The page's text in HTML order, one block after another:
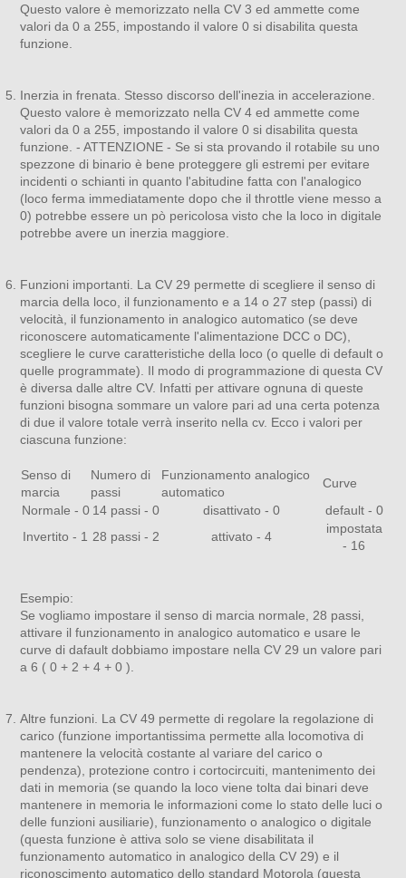
Questo valore è memorizzato nella CV 3 ed ammette come
valori da 0 a 255, impostando il valore 0 si disabilita questa
funzione.
Inerzia in frenata. Stesso discorso dell'inezia in accelerazione.
Questo valore è memorizzato nella CV 4 ed ammette come
valori da 0 a 255, impostando il valore 0 si disabilita questa
funzione. - ATTENZIONE - Se si sta provando il rotabile su uno
spezzone di binario è bene proteggere gli estremi per evitare
incidenti o schianti in quanto l'abitudine fatta con l'analogico
(loco ferma immediatamente dopo che il throttle viene messo a
0) potrebbe essere un pò pericolosa visto che la loco in digitale
potrebbe avere un inerzia maggiore.
Funzioni importanti. La CV 29 permette di scegliere il senso di
marcia della loco, il funzionamento e a 14 o 27 step (passi) di
velocità, il funzionamento in analogico automatico (se deve
riconoscere automaticamente l'alimentazione DCC o DC),
scegliere le curve caratteristiche della loco (o quelle di default o
quelle programmate). Il modo di programmazione di questa CV
è diversa dalle altre CV. Infatti per attivare ognuna di queste
funzioni bisogna sommare un valore pari ad una certa potenza
di due il valore totale verrà inserito nella cv. Ecco i valori per
ciascuna funzione:
Senso di
marcia
Numero di
passi
Funzionamento analogico
automatico
Curve
Normale - 0 14 passi - 0 disattivato - 0
default - 0
Invertito - 1 28 passi - 2 attivato - 4
impostata
- 16
Esempio:
Se vogliamo impostare il senso di marcia normale, 28 passi,
attivare il funzionamento in analogico automatico e usare le
curve di dafault dobbiamo impostare nella CV 29 un valore pari
a 6 ( 0 + 2 + 4 + 0 ).
Altre funzioni. La CV 49 permette di regolare la regolazione di
carico (funzione importantissima permette alla locomotiva di
mantenere la velocità costante al variare del carico o
pendenza), protezione contro i cortocircuiti, mantenimento dei
dati in memoria (se quando la loco viene tolta dai binari deve
mantenere in memoria le informazioni come lo stato delle luci o
delle funzioni ausiliarie), funzionamento o analogico o digitale
(questa funzione è attiva solo se viene disabilitata il
funzionamento automatico in analogico della CV 29) e il
riconoscimento automatico dello standard Motorola (questa